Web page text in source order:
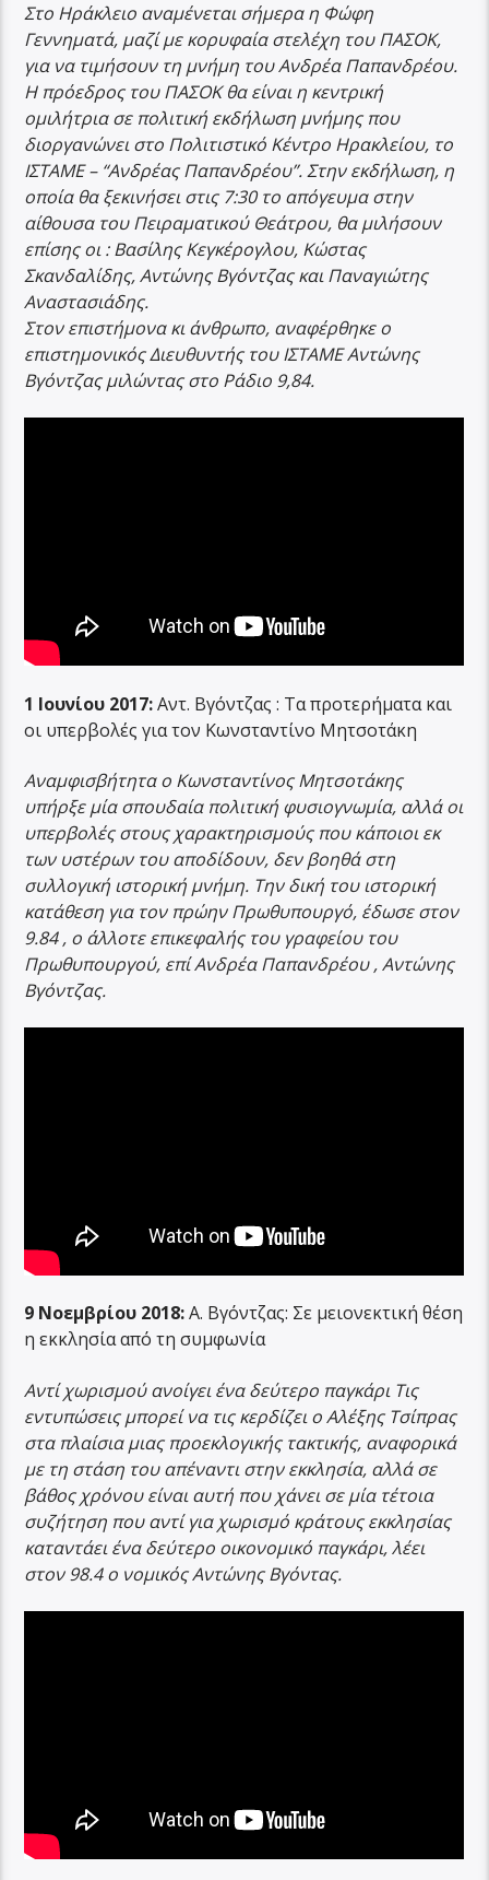
Στο Ηράκλειο αναμένεται σήμερα η Φώφη
Γεννηματά, μαζί με κορυφαία στελέχη του ΠΑΣΟΚ,
για να τιμήσουν τη μνήμη του Ανδρέα Παπανδρέου.
Η πρόεδρος του ΠΑΣΟΚ θα είναι η κεντρική
ομιλήτρια σε πολιτική εκδήλωση μνήμης που
διοργανώνει στο Πολιτιστικό Κέντρο Ηρακλείου, το
ΙΣΤΑΜΕ – “Ανδρέας Παπανδρέου”. Στην εκδήλωση, η
οποία θα ξεκινήσει στις 7:30 το απόγευμα στην
αίθουσα του Πειραματικού Θεάτρου, θα μιλήσουν
επίσης οι : Βασίλης Κεγκέρογλου, Κώστας
Σκανδαλίδης, Αντώνης Βγόντζας και Παναγιώτης
Αναστασιάδης.
Στον επιστήμονα κι άνθρωπο, αναφέρθηκε ο
επιστημονικός Διευθυντής του ΙΣΤΑΜΕ Αντώνης
Βγόντζας μιλώντας στο Ράδιο 9,84.
1 Ιουνίου 2017:Αντ. Βγόντζας : Τα προτερήματα και
οι υπερβολές για τον Κωνσταντίνο Μητσοτάκη
Αναμφισβήτητα ο Κωνσταντίνος Μητσοτάκης
υπήρξε μία σπουδαία πολιτική φυσιογνωμία, αλλά οι
υπερβολές στους χαρακτηρισμούς που κάποιοι εκ
των υστέρων του αποδίδουν, δεν βοηθά στη
συλλογική ιστορική μνήμη. Την δική του ιστορική
κατάθεση για τον πρώην Πρωθυπουργό, έδωσε στον
9.84 , ο άλλοτε επικεφαλής του γραφείου του
Πρωθυπουργού, επί Ανδρέα Παπανδρέου , Αντώνης
Βγόντζας.
9 Νοεμβρίου 2018:Α. Βγόντζας: Σε μειονεκτική θέση
η εκκλησία από τη συμφωνία
Αντί χωρισμού ανοίγει ένα δεύτερο παγκάρι Τις
εντυπώσεις μπορεί να τις κερδίζει ο Αλέξης Τσίπρας
στα πλαίσια μιας προεκλογικής τακτικής, αναφορικά
με τη στάση του απέναντι στην εκκλησία, αλλά σε
βάθος χρόνου είναι αυτή που χάνει σε μία τέτοια
συζήτηση που αντί για χωρισμό κράτους εκκλησίας
καταντάει ένα δεύτερο οικονομικό παγκάρι, λέει
στον 98.4 ο νομικός Αντώνης Βγόντας.